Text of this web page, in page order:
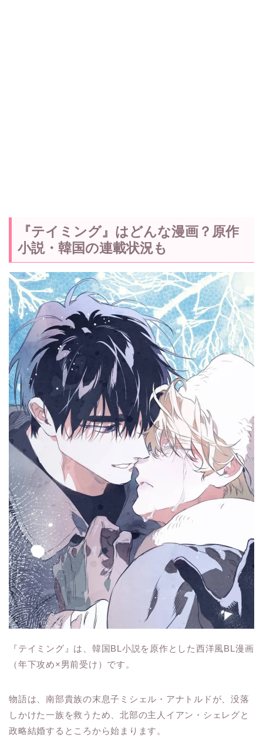
『テイミング』はどんな漫画？原作
小説・韓国の連載状況も
『テイミング』は、韓国BL小説を原作とした西洋風BL漫画
（年下攻め×男前受け）です。
物語は、南部貴族の末息子ミシェル・アナトルドが、没落
しかけた一族を救うため、北部の主人イアン・シェレグと
政略結婚するところから始まります。